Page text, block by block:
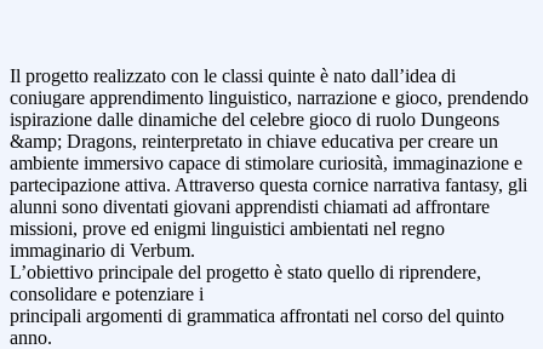
Il progetto realizzato con le classi quinte è nato dall’idea di
coniugare apprendimento linguistico, narrazione e gioco, prendendo
ispirazione dalle dinamiche del celebre gioco di ruolo Dungeons
&amp; Dragons, reinterpretato in chiave educativa per creare un
ambiente immersivo capace di stimolare curiosità, immaginazione e
partecipazione attiva. Attraverso questa cornice narrativa fantasy, gli
alunni sono diventati giovani apprendisti chiamati ad affrontare
missioni, prove ed enigmi linguistici ambientati nel regno
immaginario di Verbum.
L’obiettivo principale del progetto è stato quello di riprendere,
consolidare e potenziare i
principali argomenti di grammatica affrontati nel corso del quinto
anno.